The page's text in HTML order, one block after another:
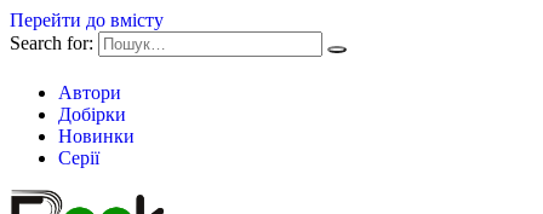
Перейти до вмісту
Search for:
Автори
Добірки
Новинки
Серії